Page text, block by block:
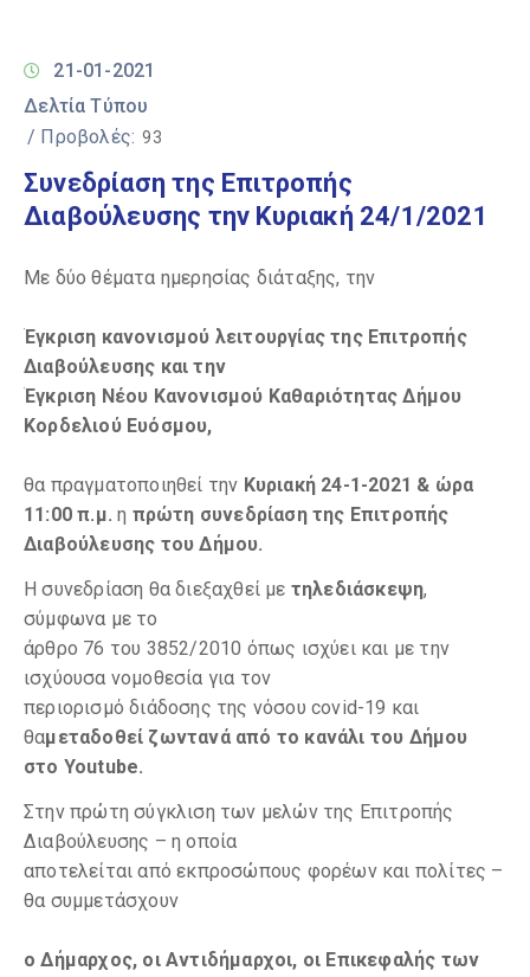
21-01-2021
Δελτία Τύπου
/ Προβολές: 93
Συνεδρίαση της Επιτροπής
Διαβούλευσης την Κυριακή 24/1/2021
Με δύο θέματα ημερησίας διάταξης, την
Έγκριση κανονισμού λειτουργίας της Επιτροπής
Διαβούλευσης και την
Έγκριση Νέου Κανονισμού Καθαριότητας Δήμου
Κορδελιού Ευόσμου,
θα πραγματοποιηθεί την Κυριακή 24-1-2021 & ώρα
11:00 π.μ. η πρώτη συνεδρίαση της Επιτροπής
Διαβούλευσης του Δήμου.
Η συνεδρίαση θα διεξαχθεί με τηλεδιάσκεψη,
σύμφωνα με το
άρθρο 76 του 3852/2010 όπως ισχύει και με την
ισχύουσα νομοθεσία για τον
περιορισμό διάδοσης της νόσου covid-19 και
θαμεταδοθεί ζωντανά από το κανάλι του Δήμου
στο Youtube.
Στην πρώτη σύγκλιση των μελών της Επιτροπής
Διαβούλευσης – η οποία
αποτελείται από εκπροσώπους φορέων και πολίτες –
θα συμμετάσχουν
ο Δήμαρχος, οι Αντιδήμαρχοι, οι Επικεφαλής των